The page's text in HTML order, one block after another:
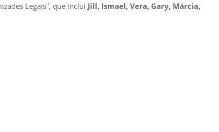
Legais”, que inclui Jill, Ismael, Vera, Gary, Márcia,